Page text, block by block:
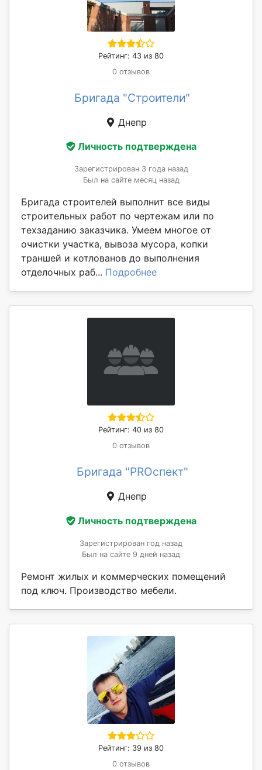
Рейтинг: 43 из 80
0 отзывов
Бригада "Строители"
Днепр
Личность подтверждена
Зарегистрирован 3 года назад
Был на сайте месяц назад
Бригада строителей выполнит все виды
строительных работ по чертежам или по
техзаданию заказчика. Умеем многое от
очистки участка, вывоза мусора, копки
траншей и котлованов до выполнения
отделочных раб... Подробнее
Рейтинг: 40 из 80
0 отзывов
Бригада "PROспект"
Днепр
Личность подтверждена
Зарегистрирован год назад
Был на сайте 9 дней назад
Ремонт жилых и коммерческих помещений
под ключ. Производство мебели.
Рейтинг: 39 из 80
0 отзывов